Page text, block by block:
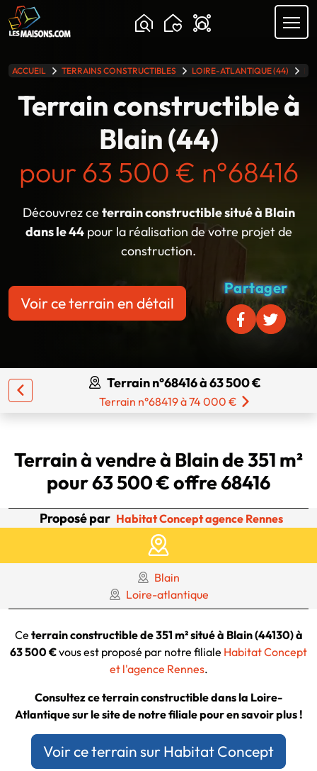
Chargement...
ACCUEIL TERRAINS CONSTRUCTIBLES LOIRE-ATLANTIQUE (44)
Terrain constructible à
Blain (44)
pour 63 500 € n°68416
Découvrez ce terrain constructible situé à Blain
dans le 44pour la réalisation de votre projet de
construction.
Voir ce terrain en détail
Partager
Terrain n°68416 à 63 500 €
Terrain n°68419 à 74 000 €
Terrain à vendre à Blain de 351 m²
pour 63 500 € offre 68416
Proposé par Habitat Concept agence Rennes
Blain
Loire-atlantique
Ce terrain constructible de 351 m² situé à Blain (44130) à
63 500 €vous est proposé par notre filiale Habitat Concept
et l'agence Rennes.
Consultez ce terrain constructible dans la Loire-
Atlantique sur le site de notre filiale pour en savoir plus !
Voir ce terrain sur Habitat Concept